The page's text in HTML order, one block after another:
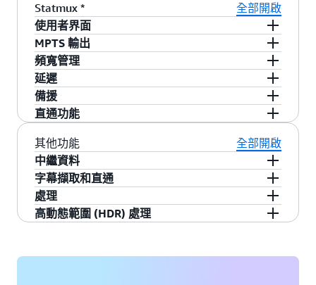
- SDI 路由器切換
- 排程備份
- 可設定提醒
- 提醒歷史記錄
- WebCallBack
- 設定檔參數
Statmux *
全部開啟
使用者界面
- 用於 MPTS 組態設定和監控的 Conductor Live
- Statmux API
MPTS 輸出
- 一個集區中最多 60 個通道
- 每個 MPTS 高達 125 Mbps
- MPEG-2、H.264 (AVC) 和 10 位元 H.265 (HEVC)
編解碼器，解析度高達 4K，支援 HDR
- 在單一 MPTS 中結合 MPEG-2、AVC 和 HEVC 編
碼通道
頻寬管理
- 影片集區在執行時間自動最佳化
- 自動考慮音訊和中繼資料的動態變化
延遲
- 低於 4 秒 (軟體版本為 2.20.3，取決於使用的影
片格式和操作條件)
遲，同時略微降低畫質
備援
- 1+1 協調容錯移轉
直通功能
- Live 支援的所有 PID
- PSI/SI 資料表
-來自第三方（非元素即時）編碼器的程序
其他功能
全部開啟
中繼資料
- VBI 直通 (V-Chip、CGMS-A)
- KLV 資料
字幕擷取和直通
- 輸入：
⦁ Embedded
處理
- 速率控制
高動態範圍 (HDR) 處理